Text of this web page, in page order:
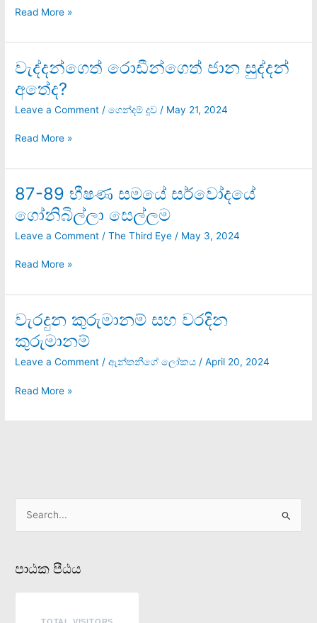
Read More »
වැද්දන්ගෙත් රොඩීන්ගෙත් ජාන සුද්දන්
අතේද?
Leave a Comment /ගෙන්දම් දූව / May 21, 2024
වැද්දන්ගෙත්
රොඩීන්ගෙත්
ජාන
සුද්දන්
Read More »
87-89 භීෂණ සමයේ සර්වෝදයේ
ගෝනිබිල්ලා සෙල්ලම
Leave a Comment /The Third Eye / May 3, 2024
87-
භීෂණ
සමයේ
ගෝනිබිල්ලා
Read More »
වැරදුන කුරුමානම් සහ වරදින
කුරුමානම්
Leave a Comment /ඇන්තනීගේ ලෝකය /April 20, 2024
වැරදුන
කුරුමානම්
සහ
වරදින
Read More »
r
c
පාඨක පීඨය